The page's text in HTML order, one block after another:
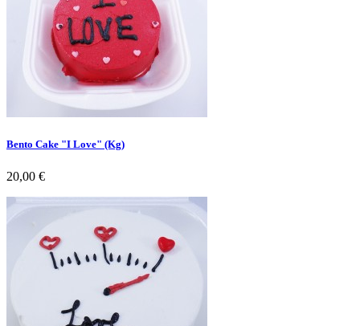
Bento Cake "I Love" (Kg)
Preço
20,00 €